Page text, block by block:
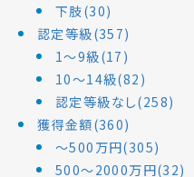
下肢(30)
認定等級(357)
1～9級(17)
10～14級(82)
認定等級なし(258)
獲得金額(360)
～500万円(305)
500～2000万円(32)